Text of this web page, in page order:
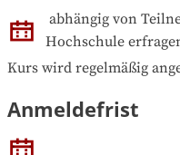
abhängig von
Hochschule
Kurs wird regelmäßig
Anmeldefrist